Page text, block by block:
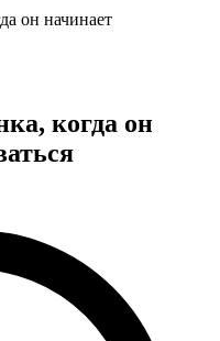
он начинает
когда он